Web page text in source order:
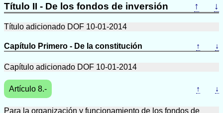
Título II - De los fondos de inversión ↑ ↓
Título adicionado DOF 10-01-2014
Capítulo Primero - De la constitución ↑ ↓
Capítulo adicionado DOF 10-01-2014
Artículo 8.- ↑ ↓
Para la organización y funcionamiento de los fondos de